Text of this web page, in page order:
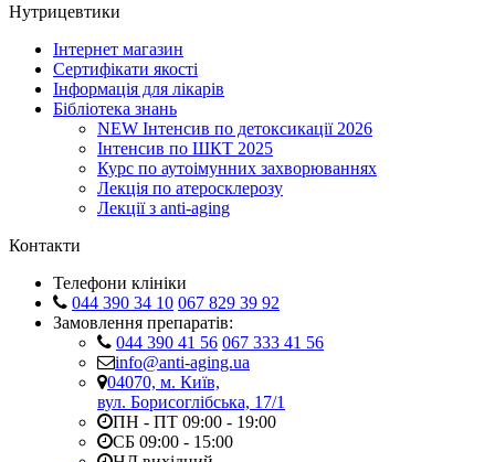
Нутрицевтики
Інтернет магазин
Сертифікати якості
Інформація для лікарів
Бібліотека знань
NEW Інтенсив по детоксикації 2026
Інтенсив по ШКТ 2025
Курс по аутоімунних захворюваннях
Лекція по атеросклерозу
Лекції з anti-aging
Контакти
Телефони клініки
044 390 34 10 067 829 39 92
Замовлення препаратів:
044 390 41 56 067 333 41 56
info@anti-aging.ua
04070, м. Київ,
вул. Борисоглібська, 17/1
ПН - ПТ 09:00 - 19:00
СБ 09:00 - 15:00